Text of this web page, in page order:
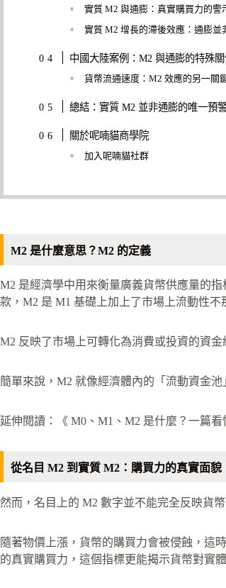
實質 M2 與通膨：真實購買力的警
實質 M2 增長的滯後效應：通膨並
中國大陸案例：M2 與通膨的特殊
貨幣流通速度：M2 效應的另一關
總結：實質 M2 並非通膨的唯一預
關於呢喃貓商學院
加入呢喃貓社群
M2 是什麼意思？M2 的定義
M2 是經濟學中用來衡量廣義貨幣供應量的
款，M2 是 M1 基礎上加上了市場上流動性不
M2 反映了市場上可轉化為消費或投資的資金
簡單來說，M2 就像經濟體內的「流動資金
延伸閱讀：《 M0、M1、M2 是什麼？一篇看
從名目 M2 到實質 M2：購買力的真實面貌
然而，名目上的 M2 數字並不能完全反映貨
隨著物價上漲，貨幣的購買力會被侵蝕，這
的真實購買力，這個指標更能揭示貨幣對實